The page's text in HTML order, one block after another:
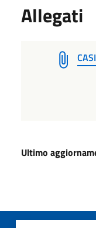
Allegati
Ultimo